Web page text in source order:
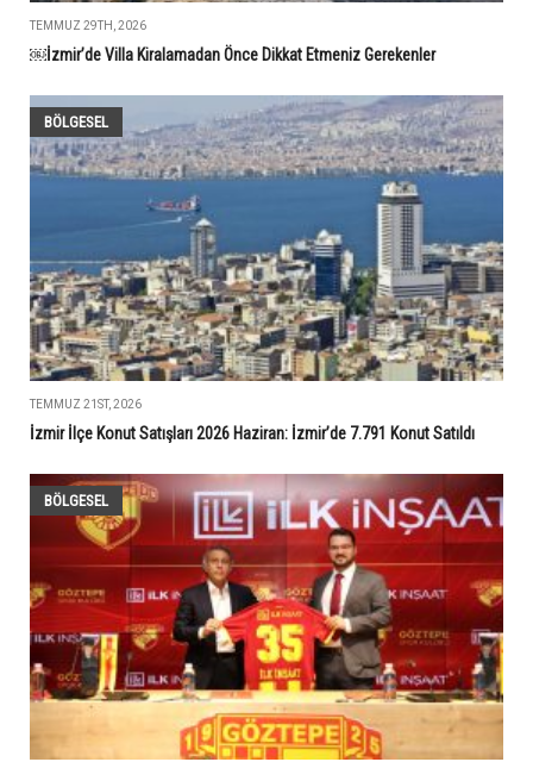
TEMMUZ 29TH, 2026
￼İzmir’de Villa Kiralamadan Önce Dikkat Etmeniz Gerekenler
BÖLGESEL
TEMMUZ 21ST, 2026
İzmir İlçe Konut Satışları 2026 Haziran: İzmir’de 7.791 Konut Satıldı
BÖLGESEL